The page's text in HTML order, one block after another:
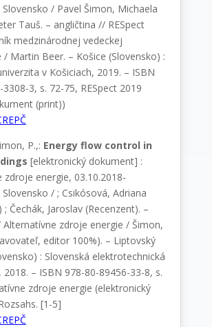
Slovensko / Pavel Šimon, Michaela
Tauš. – angličtina // RESpect
medzinárodnej vedeckej
Martin Beer. – Košice (Slovensko) :
v Košiciach, 2019. – ISBN
3, s. 72-75, RESpect 2019
(print))
P.,: Energy flow control in
[elektronický dokument] :
zdroje energie, 03.10.2018-
Slovensko / ; Csikósová, Adriana
; Čechák, Jaroslav (Recenzent). –
Alternatívne zdroje energie / Šimon,
editor 100%). – Liptovský
: Slovenská elektrotechnická
– ISBN 978-80-89456-33-8, s.
zdroje energie (elektronický
[1-5]